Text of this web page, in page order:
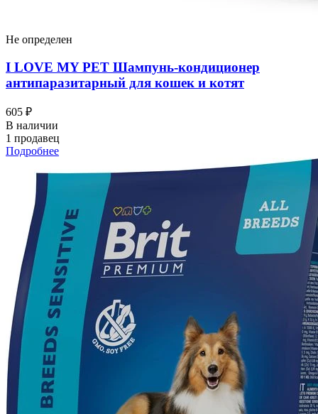
Не определен
I LOVЕ MY PET Шампунь-кондиционер
антипаразитарный для кошек и котят
605 ₽
В наличии
1 продавец
Подробнее